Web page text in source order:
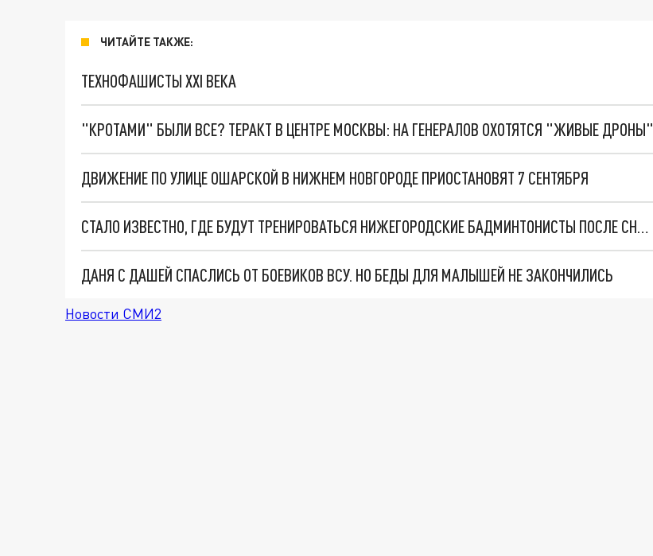
ЧИТАЙТЕ ТАКЖЕ:
ТЕХНОФАШИСТЫ XXI ВЕКА
"КРОТАМИ" БЫЛИ ВСЕ? ТЕРАКТ В ЦЕНТРЕ МОСКВЫ: НА ГЕНЕРАЛОВ ОХОТЯТСЯ "ЖИВЫЕ ДРОНЫ"
ДВИЖЕНИЕ ПО УЛИЦЕ ОШАРСКОЙ В НИЖНЕМ НОВГОРОДЕ ПРИОСТАНОВЯТ 7 СЕНТЯБРЯ
СТАЛО ИЗВЕСТНО, ГДЕ БУДУТ ТРЕНИРОВАТЬСЯ НИЖЕГОРОДСКИЕ БАДМИНТОНИСТЫ ПОСЛЕ СНОСА "СПАРТАКА"
ДАНЯ С ДАШЕЙ СПАСЛИСЬ ОТ БОЕВИКОВ ВСУ. НО БЕДЫ ДЛЯ МАЛЫШЕЙ НЕ ЗАКОНЧИЛИСЬ
Новости СМИ2